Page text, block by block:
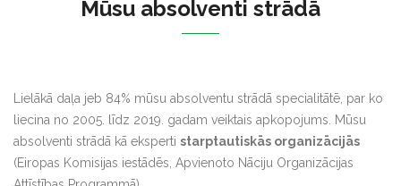
Mūsu absolventi strādā
Lielākā daļa jeb 84% mūsu absolventu strādā specialitātē, par ko
liecina no 2005. līdz 2019. gadam veiktais apkopojums. Mūsu
absolventi strādā kā eksperti starptautiskās organizācijās
(Eiropas Komisijas iestādēs, Apvienoto Nāciju Organizācijas